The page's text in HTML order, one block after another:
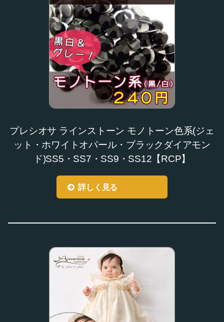
プレシオサ ラインストーン モノトーン色系(ジェ
ット・ホワイトオパール・ブラックダイアモン
ド)SS5・SS7・SS9・SS12【RCP】
詳しく見る